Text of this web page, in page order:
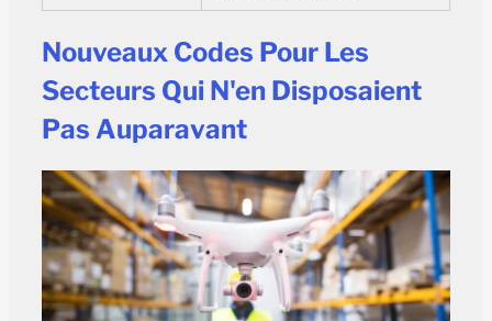
Nouveaux Codes Pour Les
Secteurs Qui N'en Disposaient
Pas Auparavant